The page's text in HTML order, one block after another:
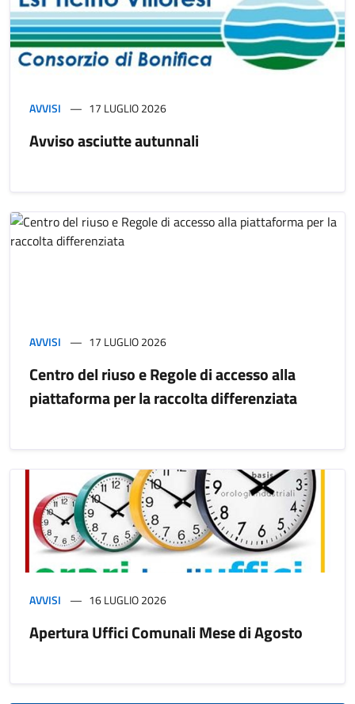
AVVISI 17 LUGLIO 2026
Avviso asciutte autunnali
AVVISI 17 LUGLIO 2026
Centro del riuso e Regole di accesso alla
piattaforma per la raccolta differenziata
AVVISI 16 LUGLIO 2026
Apertura Uffici Comunali Mese di Agosto